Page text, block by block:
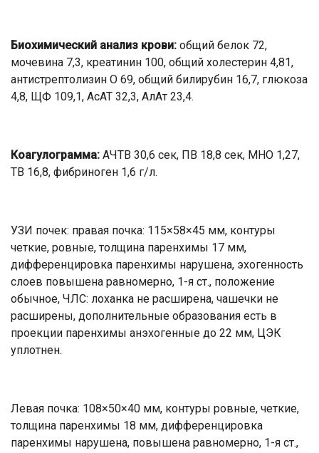
Биохимический анализ крови: общий белок 72,
мочевина 7,3, креатинин 100, общий холестерин 4,81,
антистрептолизин О 69, общий билирубин 16,7, глюкоза
4,8, ЩФ 109,1, АсАТ 32,3, АлАт 23,4.
Коагулограмма: АЧТВ 30,6 сек, ПВ 18,8 сек, МНО 1,27,
ТВ 16,8, фибриноген 1,6 г/л.
УЗИ почек: правая почка: 115×58×45 мм, контуры
четкие, ровные, толщина паренхимы 17 мм,
дифференцировка паренхимы нарушена, эхогенность
слоев повышена равномерно, 1-я ст., положение
обычное, ЧЛС: лоханка не расширена, чашечки не
расширены, дополнительные образования есть в
проекции паренхимы анэхогенные до 22 мм, ЦЭК
уплотнен.
Левая почка: 108×50×40 мм, контуры ровные, четкие,
толщина паренхимы 18 мм, дифференцировка
паренхимы нарушена, повышена равномерно, 1-я ст.,